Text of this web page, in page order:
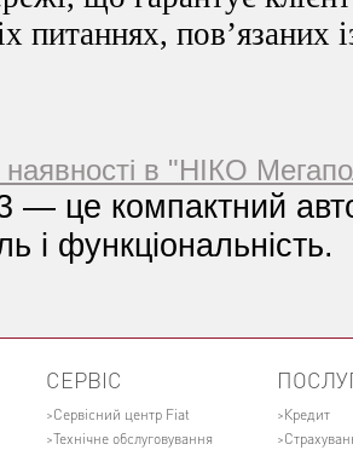
питаннях, пов’язаних
в "НІКО
— це компактний
і функціональність.
СЕРВІС
Сервісний центр Fiat
Технічне обслуговування
Кредит